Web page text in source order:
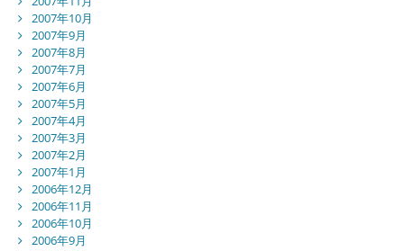
2007年10月
2007年9月
2007年8月
2007年7月
2007年6月
2007年5月
2007年4月
2007年3月
2007年2月
2007年1月
2006年12月
2006年11月
2006年10月
2006年9月